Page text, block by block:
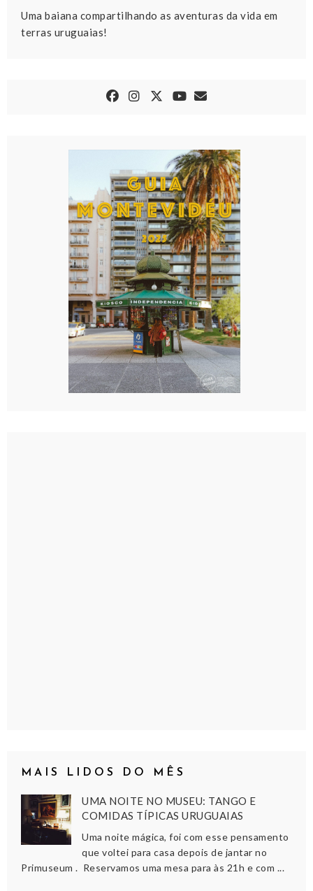
Uma baiana compartilhando as aventuras da vida em
terras uruguaias!
MAIS LIDOS DO MÊS
UMA NOITE NO MUSEU: TANGO E
COMIDAS TÍPICAS URUGUAIAS
Uma noite mágica, foi com esse pensamento
que voltei para casa depois de jantar no
Primuseum . Reservamos uma mesa para às 21h e com ...